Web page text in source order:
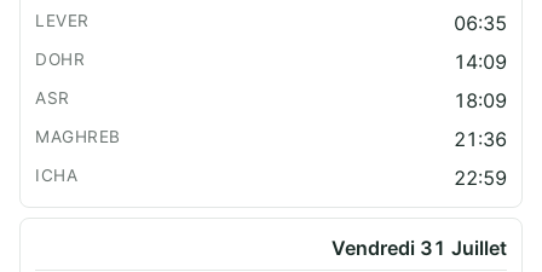
06:35
14:09
18:09
21:36
22:59
Vendredi 31 Juillet